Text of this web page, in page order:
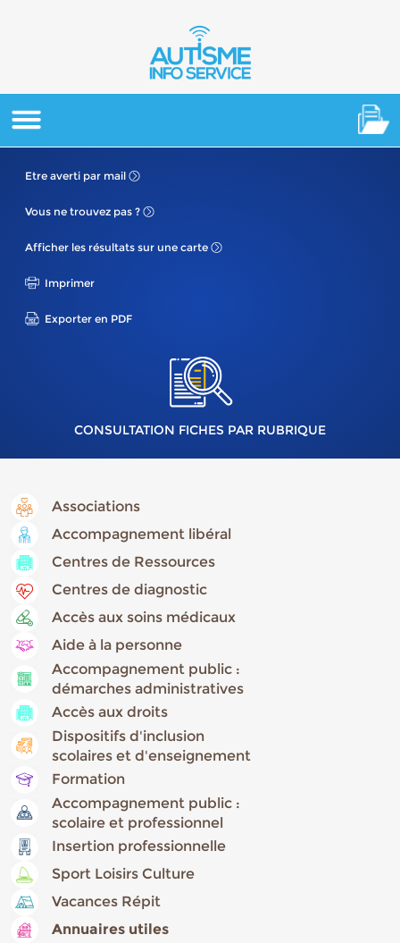
Etre averti par mail
Vous ne trouvez pas ?
Afficher les résultats sur une carte
Imprimer
Exporter en PDF
CONSULTATION FICHES PAR RUBRIQUE
Associations
Accompagnement libéral
Centres de Ressources
Centres de diagnostic
Accès aux soins médicaux
Aide à la personne
Accompagnement public :
démarches administratives
Accès aux droits
Dispositifs d'inclusion
scolaires et d'enseignement
Formation
Accompagnement public :
scolaire et professionnel
Insertion professionnelle
Sport Loisirs Culture
Vacances Répit
Annuaires utiles